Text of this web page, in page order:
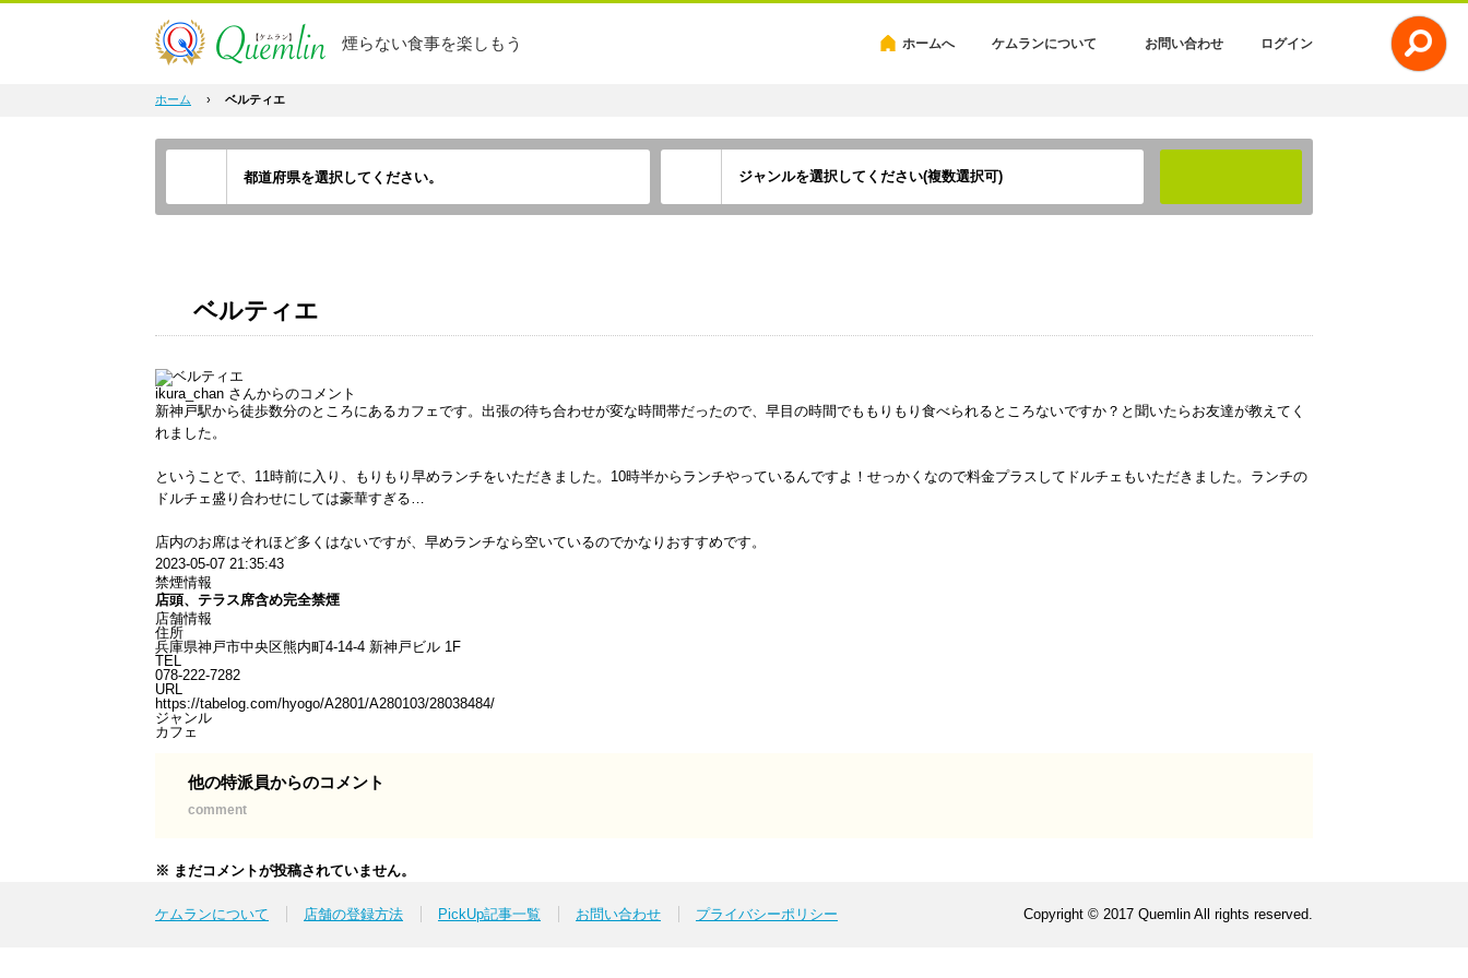
煙らない食事を楽しもう ホームへ ケムランについて お問い合わせ ログイン
ホーム › ベルティエ
ジャンルを選択してください(複数選択可)
ベルティエ
ikura_chan さんからのコメント
新神戸駅から徒歩数分のところにあるカフェです。出張の待ち合わせが変な時間帯だったので、早目の時間でももりもり食べられるところないですか？と聞いたらお友達が教えてく
れました。
ということで、11時前に入り、もりもり早めランチをいただきました。10時半からランチやっているんですよ！せっかくなので料金プラスしてドルチェもいただきました。ランチの
ドルチェ盛り合わせにしては豪華すぎる…
店内のお席はそれほど多くはないですが、早めランチなら空いているのでかなりおすすめです。
2023-05-07 21:35:43
禁煙情報
店頭、テラス席含め完全禁煙
店舗情報
住所
兵庫県神戸市中央区熊内町4-14-4 新神戸ビル 1F
TEL
078-222-7282
URL
https://tabelog.com/hyogo/A2801/A280103/28038484/
ジャンル
カフェ
他の特派員からのコメント
comment
※ まだコメントが投稿されていません。
ケムランについて 店舗の登録方法 PickUp記事一覧 お問い合わせ プライバシーポリシー Copyright © 2017 Quemlin All rights reserved.